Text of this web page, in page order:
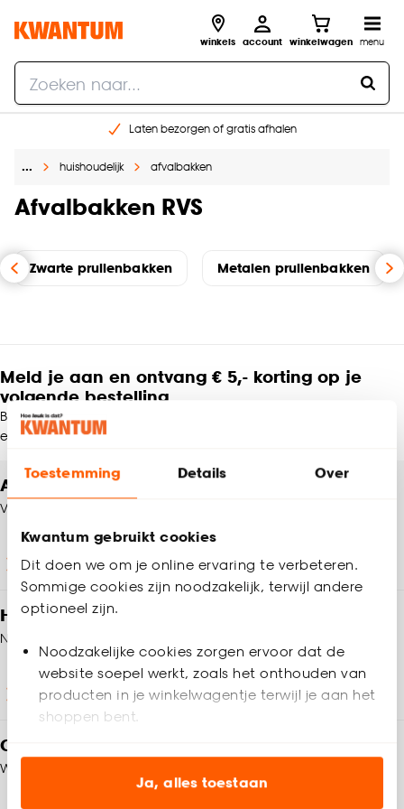
Toestemming Details Over
Kwantum gebruikt cookies
Dit doen we om je online ervaring te verbeteren.
Sommige cookies zijn noodzakelijk, terwijl andere
optioneel zijn.
Noodzakelijke cookies zorgen ervoor dat de
website soepel werkt, zoals het onthouden van
producten in je winkelwagentje terwijl je aan het
shoppen bent.
Analytische cookies (optioneel) helpen ons de
website te verbeteren voor jou en al onze andere
Ja, alles toestaan
winkels account winkelwagen menu
Laten bezorgen of gratis afhalen
Gratis raam advies en opmeten aan huis
… huishoudelijk afvalbakken
Afvalbakken RVS
Zwarte prullenbakken Metalen prullenbakken
Meld je aan en ontvang € 5,- korting op je
volgende bestelling
Blijf per e-mail op de hoogte van leuke aanbiedingen, inspiratie
en meer!
Altijd een winkel in de buurt
Vind jouw Kwantum winkel
Winkels en openingstijden
Heb je vragen?
Neem contact op met onze klantenservice
Klantenservice
Op zoek naar inspiratie?
We helpen je graag!